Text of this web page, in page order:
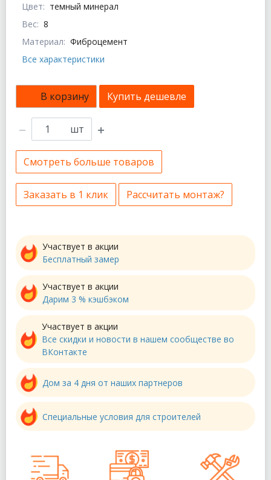
Цвет: темный минерал
Вес: 8
Материал: Фиброцемент
Все характеристики
В корзину Купить дешевле
шт
Смотреть больше товаров
Заказать в 1 клик Рассчитать монтаж?
Участвует в акции
Бесплатный замер
Участвует в акции
Дарим 3 % кэшбэком
Участвует в акции
Все скидки и новости в нашем сообществе во
ВКонтакте
Дом за 4 дня от наших партнеров
Специальные условия для строителей